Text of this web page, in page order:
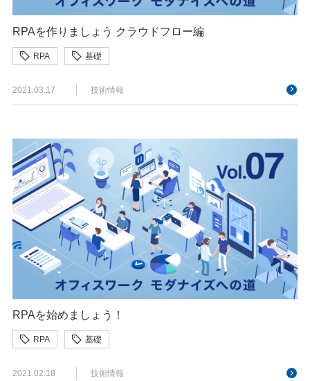
RPAを作りましょう クラウドフロー編
RPA 基礎
2021.03.17 技術情報
RPAを始めましょう！
RPA 基礎
2021.02.18 技術情報